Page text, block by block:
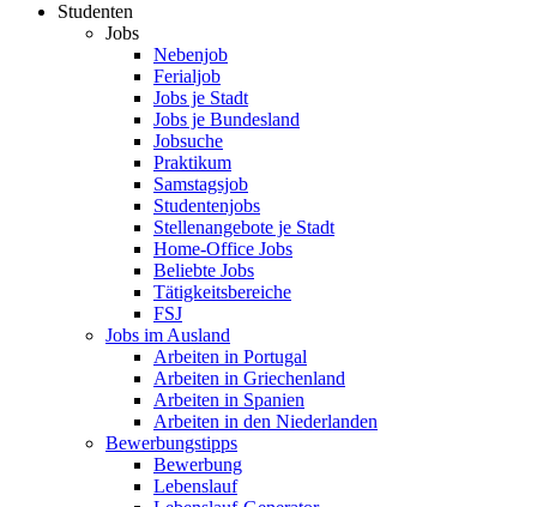
Studenten
Jobs
Nebenjob
Ferialjob
Jobs je Stadt
Jobs je Bundesland
Jobsuche
Praktikum
Samstagsjob
Studentenjobs
Stellenangebote je Stadt
Home-Office Jobs
Beliebte Jobs
Tätigkeitsbereiche
FSJ
Jobs im Ausland
Arbeiten in Portugal
Arbeiten in Griechenland
Arbeiten in Spanien
Arbeiten in den Niederlanden
Bewerbungstipps
Bewerbung
Lebenslauf